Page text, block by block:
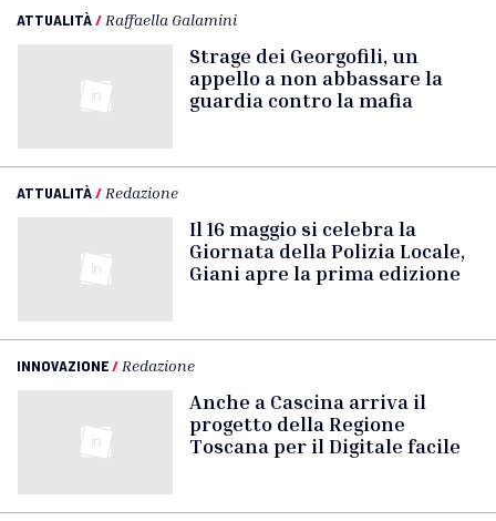
ATTUALITÀ/ Raffaella Galamini
Strage dei Georgofili, un
appello a non abbassare la
guardia contro la mafia
ATTUALITÀ/ Redazione
Il 16 maggio si celebra la
Giornata della Polizia Locale,
Giani apre la prima edizione
INNOVAZIONE/ Redazione
Anche a Cascina arriva il
progetto della Regione
Toscana per il Digitale facile